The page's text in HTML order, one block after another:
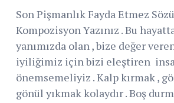
Son Pişmanlık Fayda Etmez
Kompozisyon Yazınız . Bu
yanımızda olan , bize değer
iyiliğimiz için bizi eleştiren
önemsemeliyiz . Kalp kırmak ,
gönül yıkmak kolaydır . Boş